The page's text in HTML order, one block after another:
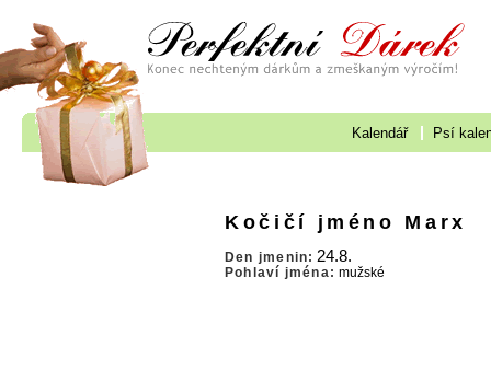
Kalendář Psí
Kočičí jméno Marx
Den jmenin: 24.8.
Pohlaví jména: mužské